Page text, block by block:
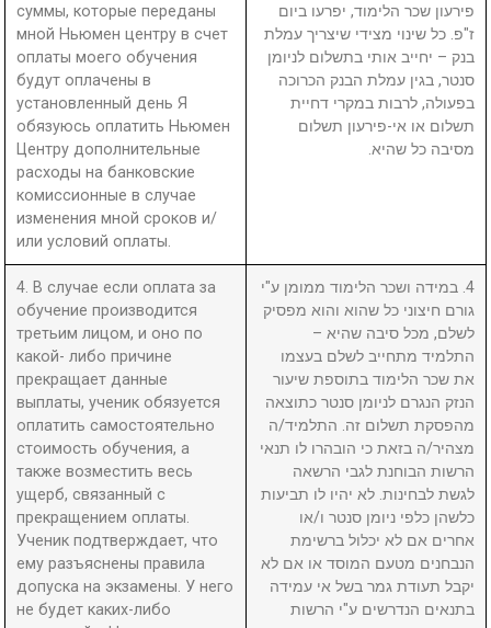
суммы, которые переданы
мной Ньюмен центру в счет
оплаты моего обучения
будут оплачены в
установленный день Я
обязуюсь оплатить Ньюмен
Центру дополнительные
расходы на банковские
комиссионные в случае
изменения мной сроков и/
или условий оплаты.
פירעון שכר הלימוד, יפרעו ביום
ז"פ. כל שינוי מצידי שיצריך עמלת
בנק – יחייב אותי בתשלום לניומן
סנטר, בגין עמלת הבנק הכרוכה
בפעולה, לרבות במקרי דחיית
תשלום או אי-פירעון תשלום
מסיבה כל שהיא.
4. В случае если оплата за
обучение производится
третьим лицом, и оно по
какой- либо причине
прекращает данные
выплаты, ученик обязуется
оплатить самостоятельно
стоимость обучения, а
также возместить весь
ущерб, связанный с
прекращением оплаты.
Ученик подтверждает, что
ему разъяснены правила
допуска на экзамены. У него
не будет каких-либо
4. במידה ושכר הלימוד ממומן ע"י
גורם חיצוני כל שהוא והוא מפסיק
לשלם, מכל סיבה שהיא –
התלמיד מתחייב לשלם בעצמו
את שכר הלימוד בתוספת שיעור
הנזק הנגרם לניומן סנטר כתוצאה
מהפסקת תשלום זה. התלמיד/ה
מצהיר/ה בזאת כי הובהרו לו תנאי
הרשות הבוחנת לגבי הרשאה
לגשת לבחינות. לא יהיו לו תביעות
כלשהן כלפי ניומן סנטר ו/או
אחרים אם לא יכלול ברשימת
הנבחנים מטעם המוסד או אם לא
יקבל תעודת גמר בשל אי עמידה
בתנאים הנדרשים ע"י הרשות